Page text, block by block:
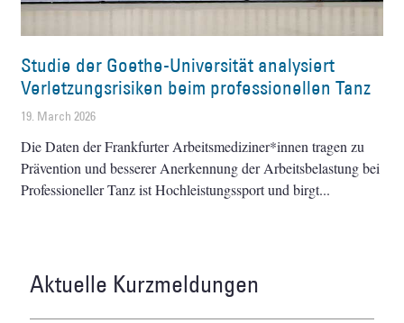
Studie der Goethe-Universität analysiert
Verletzungsrisiken beim professionellen Tanz
19. March 2026
Die Daten der Frankfurter Arbeitsmediziner*innen tragen zu
Prävention und besserer Anerkennung der Arbeitsbelastung bei
Professioneller Tanz ist Hochleistungssport und birgt
Aktuelle Kurzmeldungen